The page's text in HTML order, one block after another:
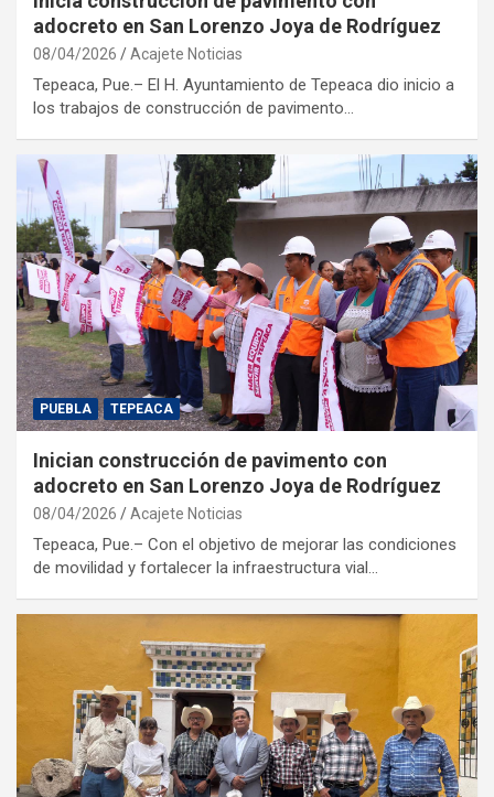
adocreto en San Lorenzo Joya de Rodríguez
08/04/2026 Acajete Noticias
Tepeaca, Pue.– El H. Ayuntamiento de Tepeaca dio inicio a
los trabajos de construcción de pavimento…
PUEBLA TEPEACA
Inician construcción de pavimento con
adocreto en San Lorenzo Joya de Rodríguez
08/04/2026 Acajete Noticias
Tepeaca, Pue.– Con el objetivo de mejorar las condiciones
de movilidad y fortalecer la infraestructura vial…